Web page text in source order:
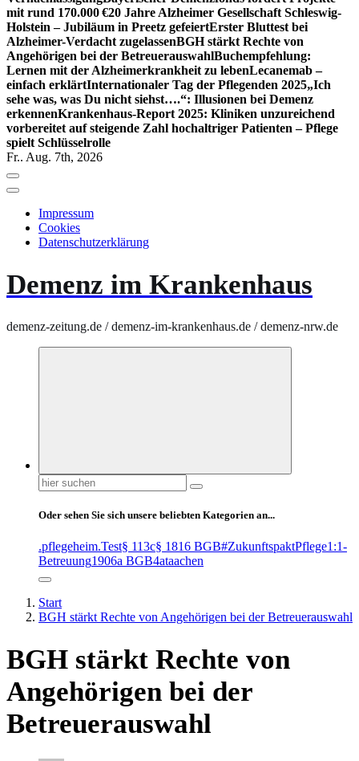
mit rund 170.000 €20 Jahre Alzheimer Gesellschaft Schleswig-
Holstein – Jubiläum in Preetz gefeiertErster Bluttest bei
Alzheimer-Verdacht zugelassenBGH stärkt Rechte von
Angehörigen bei der BetreuerauswahlBuchempfehlung:
Lernen mit der Alzheimerkrankheit zu lebenLecanemab –
einfach erklärtInternationaler Tag der Pflegenden 2025„Ich
sehe was, was Du nicht siehst….“: Illusionen bei Demenz
erkennenKrankenhaus-Report 2025: Kliniken unzureichend
vorbereitet auf steigende Zahl hochaltriger Patienten – Pflege
spielt Schlüsselrolle
Fr.. Aug. 7th, 2026
Impressum
Cookies
Datenschutzerklärung
Demenz im Krankenhaus
demenz-zeitung.de / demenz-im-krankenhaus.de / demenz-nrw.de
Suchen
nach:
Oder sehen Sie sich unsere beliebten Kategorien an...
.pflegeheim.Test§ 113c§ 1816 BGB#ZukunftspaktPflege1:1-
Betreuung1906a BGB4ataachen
Start
BGH stärkt Rechte von Angehörigen bei der Betreuerauswahl
BGH stärkt Rechte von
Angehörigen bei der
Betreuerauswahl